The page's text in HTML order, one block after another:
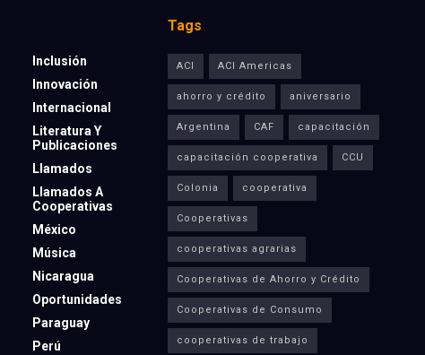
Inclusión
Innovación
Internacional
Literatura Y
Publicaciones
Llamados
Llamados A
Cooperativas
México
Música
Nicaragua
Oportunidades
Paraguay
Perú
Tags
ACI ACI Americas
ahorro y crédito aniversario
Argentina CAF capacitación
capacitación cooperativa CCU
Colonia cooperativa
Cooperativas
cooperativas agrarias
Cooperativas de Ahorro y Crédito
Cooperativas de Consumo
cooperativas de trabajo